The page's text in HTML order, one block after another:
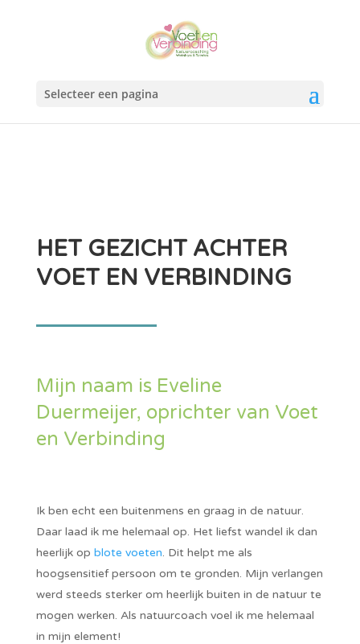
Selecteer een pagina
HET GEZICHT ACHTER
VOET EN VERBINDING
Mijn naam is Eveline
Duermeijer, oprichter van Voet
en Verbinding
Ik ben echt een buitenmens en graag in de natuur.
Daar laad ik me helemaal op. Het liefst wandel ik dan
heerlijk op blote voeten. Dit helpt me als
hoogsensitief persoon om te gronden. Mijn verlangen
werd steeds sterker om heerlijk buiten in de natuur te
mogen werken. Als natuurcoach voel ik me helemaal
in mijn element!